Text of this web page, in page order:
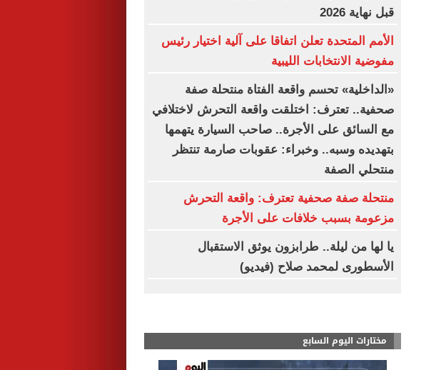
قبل نهاية 2026
الأمم المتحدة تعلن اتفاقا على آلية اختيار رئيس
مفوضية الانتخابات الليبية
«الداخلية» تحسم واقعة الفتاة منتحلة صفة
صحفية.. تعترف: اختلقت واقعة التحرش لاختلافي
مع السائق على الأجرة.. صاحب السيارة يتهمها
بتهديده وسبه.. وخبراء: عقوبات صارمة تنتظر
منتحلي الصفة
منتحلة صفة صحفية تعترف: واقعة التحرش
مزعومة بسبب خلافات على الأجرة
يا لها من ليلة.. طرابزون يوثق الاستقبال
الأسطورى لمحمد صلاح (فيديو)
مختارات اليوم السابع